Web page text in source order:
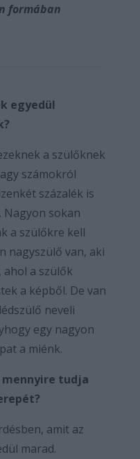
formában
egyedül
a szülőknek
számokról
százalék is
Nagyon sokan
a szülőkre kell
nagyszülő van, aki
ahol a szülők
a képből. De van
neveli
egy nagyon
a miénk.
tudja
amit az
marad.